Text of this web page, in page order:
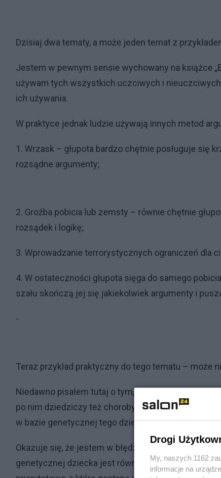
Dzisiaj dwa tematy, a może jeden temat z
Jestem w pewnym sensie wychowany na książce
używam tych wszystkich uczciwych i
ich używania.
W praktyce jednak ludzie używają innych metod
1. Wrzask – głupota bardzo chętnie posługuje się
rozsądne argumenty;
2. Groźba pobicia lub zemsty – równie chętnie
rozsądek i logikę;
3. Wprowadzanie terrorystycznych ograniczeń dla
4. W ostateczności głupota sięga do samego
szału skończą jej się jakiekolwiek argumenty i
-
Teraz przykład praktyczny do tego tematu – może
Niedawno pisałem tutaj o tym, że praktycznie
po nim dziedziczy też choroby genetyczne) i
w bazie genetycznej tego dziecka.
Okazuje się, że jestem w błędzie – według
genetycznej dziecka jest równy (po 50%) – inne
Drogi
My, naszych 1162
informacje na